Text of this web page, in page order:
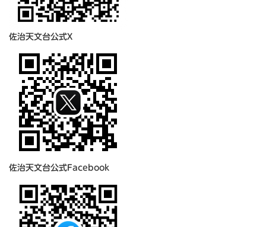
佐治天文台公式X
佐治天文台公式Facebook